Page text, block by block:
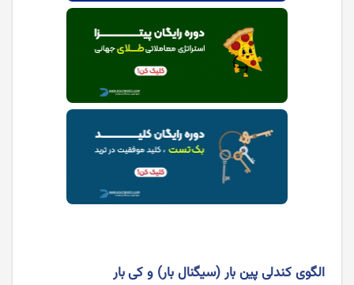
الگوی کندلی پین بار (سیگنال بار) و کی بار